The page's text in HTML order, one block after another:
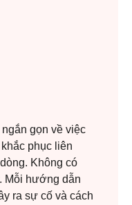
gọn về việc
phục liên
Không có
Mỗi hướng dẫn
ra sự cố và cách